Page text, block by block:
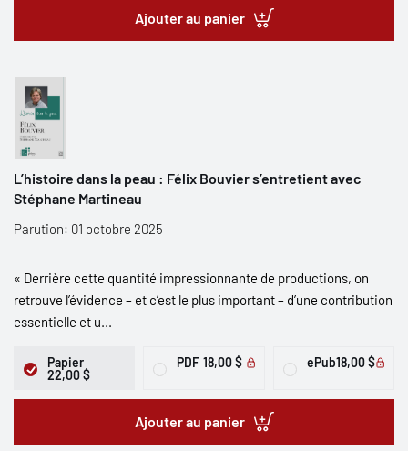
Ajouter au panier
L’histoire dans la peau : Félix Bouvier s’entretient avec
Stéphane Martineau
Parution: 01 octobre 2025
« Derrière cette quantité impressionnante de productions, on
retrouve l’évidence – et c’est le plus important – d’une contribution
essentielle et u...
Papier
22,00 $
PDF 18,00 $ ePub18,00 $
Ajouter au panier